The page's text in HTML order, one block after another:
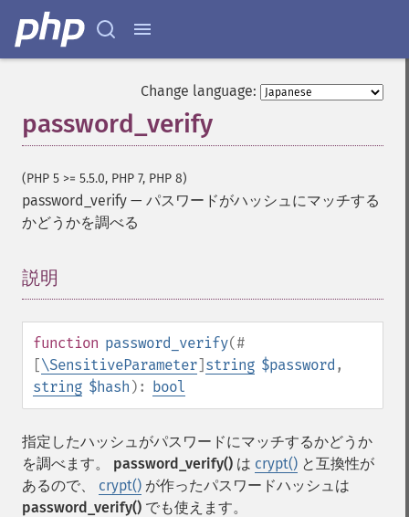
Change language:
password_verify
(PHP 5 >= 5.5.0, PHP 7, PHP 8)
password_verify — パスワードがハッシュにマッチする
かどうかを調べる
説明
function password_verify(#
[\SensitiveParameter] string $password ,
string $hash ): bool
指定したハッシュがパスワードにマッチするかどうか
を調べます。 password_verify() は crypt() と互換性が
あるので、 crypt() が作ったパスワードハッシュは
password_verify() でも使えます。